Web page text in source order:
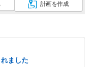
計画を作成
ました